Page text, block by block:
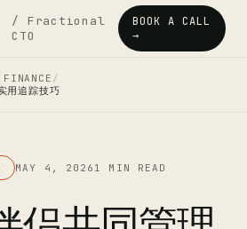
/ Fractional
CTO
BOOK A CALL
→
FINANCE /
用追踪技巧
MAY 4, 2026 1 MIN READ